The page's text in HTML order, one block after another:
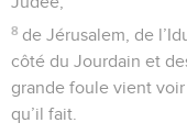
8 de Jérusalem, de
côté du Jourdain et
grande foule vient
qu’il fait.